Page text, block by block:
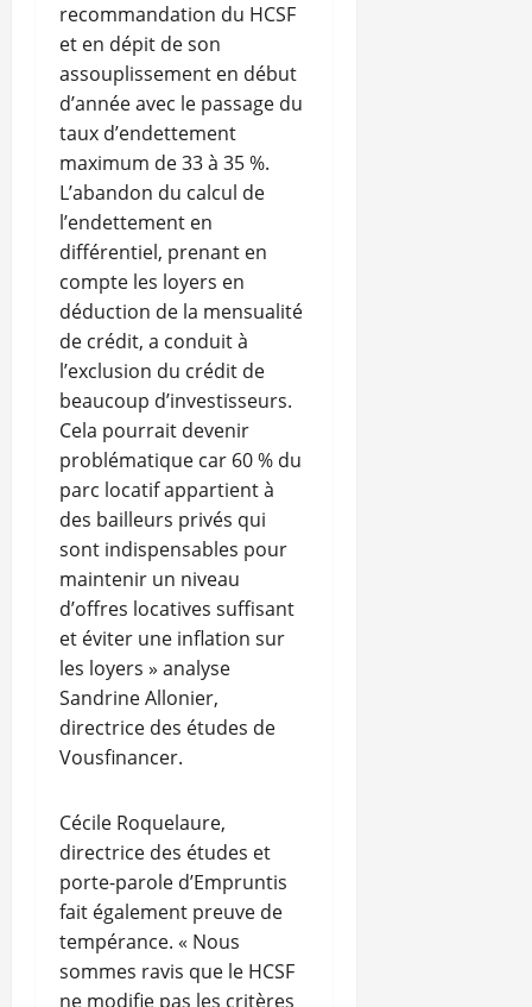
recommandation du HCSF
et en dépit de son
assouplissement en début
d’année avec le passage du
taux d’endettement
maximum de 33 à 35 %.
L’abandon du calcul de
l’endettement en
différentiel, prenant en
compte les loyers en
déduction de la mensualité
de crédit, a conduit à
l’exclusion du crédit de
beaucoup d’investisseurs.
Cela pourrait devenir
problématique car 60 % du
parc locatif appartient à
des bailleurs privés qui
sont indispensables pour
maintenir un niveau
d’offres locatives suffisant
et éviter une inflation sur
les loyers » analyse
Sandrine Allonier,
directrice des études de
Vousfinancer.
Cécile Roquelaure,
directrice des études et
porte-parole d’Empruntis
fait également preuve de
tempérance. « Nous
sommes ravis que le HCSF
ne modifie pas les critères